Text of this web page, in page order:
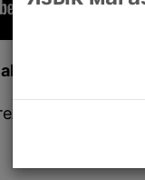
дизайн и